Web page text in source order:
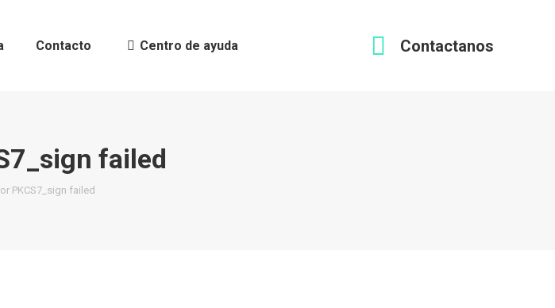
Contacto Centro de ayuda Contactanos
failed
PKCS7_sign failed